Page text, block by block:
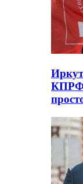
КПРФ